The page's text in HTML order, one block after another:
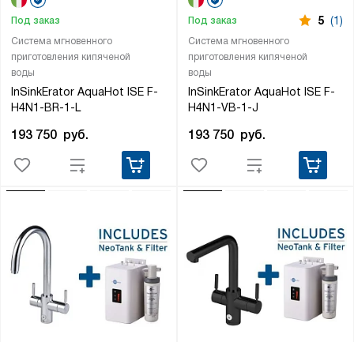
Система мгновенного
приготовления кипяченой
воды
InSinkErator AquaHot ISE F-
H4N1-BR-1-L
Под заказ
193 750 руб.
Система мгновенного
приготовления кипяченой
воды
InSinkErator AquaHot ISE F-
H4N1-VB-1-J
Под заказ 5 (1)
193 750 руб.